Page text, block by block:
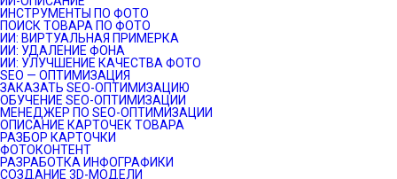
ИНСТРУМЕНТЫ ПО ФОТО
ПОИСК ТОВАРА ПО ФОТО
ИИ: ВИРТУАЛЬНАЯ ПРИМЕРКА
ИИ: УДАЛЕНИЕ ФОНА
ИИ: УЛУЧШЕНИЕ КАЧЕСТВА ФОТО
SEO — ОПТИМИЗАЦИЯ
ЗАКАЗАТЬ SEO-ОПТИМИЗАЦИЮ
ОБУЧЕНИЕ SEO-ОПТИМИЗАЦИИ
МЕНЕДЖЕР ПО SEO-ОПТИМИЗАЦИИ
ОПИСАНИЕ КАРТОЧЕК ТОВАРА
РАЗБОР КАРТОЧКИ
ФОТОКОНТЕНТ
РАЗРАБОТКА ИНФОГРАФИКИ
СОЗДАНИЕ 3D-МОДЕЛИ